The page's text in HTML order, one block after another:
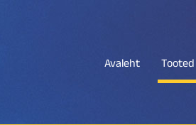
Avaleht Tooted